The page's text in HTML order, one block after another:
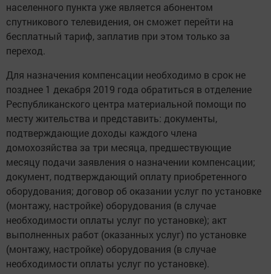
населенного пункта уже является абонентом
спутникового телевидения, он сможет перейти на
бесплатный тариф, заплатив при этом только за
переход.
Для назначения компенсации необходимо в срок не
позднее 1 декабря 2019 года обратиться в отделение
Республиканского центра материальной помощи по
месту жительства и представить: документы,
подтверждающие доходы каждого члена
домохозяйства за три месяца, предшествующие
месяцу подачи заявления о назначении компенсации;
документ, подтверждающий оплату приобретенного
оборудования; договор об оказании услуг по установке
(монтажу, настройке) оборудования (в случае
необходимости оплаты услуг по установке); акт
выполненных работ (оказанных услуг) по установке
(монтажу, настройке) оборудования (в случае
необходимости оплаты услуг по установке).